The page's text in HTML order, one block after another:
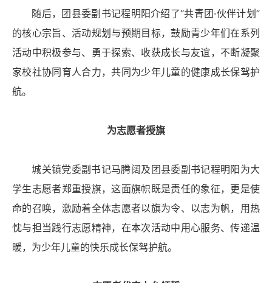
随后，团县委副书记程明阳介绍了“共青团·伙伴计划”
的核心宗旨、活动规划与预期目标，鼓励青少年们在系列
活动中积极参与、勇于探索、收获成长与友谊，不断凝聚
家校社协同育人合力，共同为少年儿童的健康成长保驾护
航。
为志愿者授旗
城关镇党委副书记马腾阔及团县委副书记程明阳为大
学生志愿者郑重授旗，这面旗帜既是责任的象征，更是使
命的召唤，激励着全体志愿者以旗为令、以志为帆，用热
忱与担当践行志愿精神，在本次活动中用心服务、传递温
暖，为少年儿童的快乐成长保驾护航。